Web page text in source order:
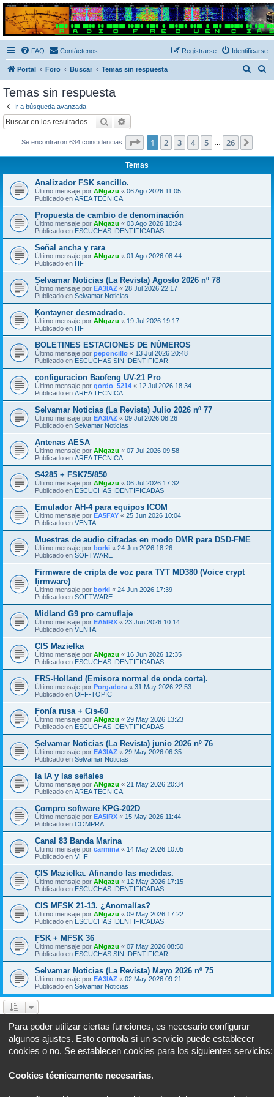
Radio Frecuencias
Foro de Radio Frecuencias
FAQ Contáctenos Identificarse
Registrarse
Portal Foro Buscar Temas sin respuesta
Temas sin respuesta
Ir a búsqueda avanzada
Buscar
Se encontraron 634 coincidencias Página de 26
1 2 3 4 5 26
Temas
Analizador FSK sencillo.
Último mensaje por ANgazu « 06 Ago 2026 11:05
Publicado en AREA TECNICA
Propuesta de cambio de denominación
Último mensaje por ANgazu « 03 Ago 2026 10:24
Publicado en ESCUCHAS IDENTIFICADAS
Señal ancha y rara
Último mensaje por ANgazu « 01 Ago 2026 08:44
Publicado en HF
Selvamar Noticias (La Revista) Agosto 2026 nº 78
Último mensaje por EA3IAZ « 28 Jul 2026 22:17
Publicado en Selvamar Noticias
Kontayner desmadrado.
Último mensaje por ANgazu « 19 Jul 2026 19:17
Publicado en HF
BOLETINES ESTACIONES DE NÚMEROS
Último mensaje por peponcillo « 13 Jul 2026 20:48
Publicado en ESCUCHAS SIN IDENTIFICAR
configuracion Baofeng UV-21 Pro
Último mensaje por gordo_5214 « 12 Jul 2026 18:34
Publicado en AREA TECNICA
Selvamar Noticias (La Revista) Julio 2026 nº 77
Último mensaje por EA3IAZ « 09 Jul 2026 08:26
Publicado en Selvamar Noticias
Antenas AESA
Último mensaje por ANgazu « 07 Jul 2026 09:58
Publicado en AREA TECNICA
S4285 + FSK75/850
Último mensaje por ANgazu « 06 Jul 2026 17:32
Publicado en ESCUCHAS IDENTIFICADAS
Emulador AH-4 para equipos ICOM
Último mensaje por EA5FAY « 25 Jun 2026 10:04
Publicado en VENTA
Muestras de audio cifradas en modo DMR para DSD-FME
Último mensaje por borki « 24 Jun 2026 18:26
Publicado en SOFTWARE
Firmware de cripta de voz para TYT MD380 (Voice crypt
firmware)
Último mensaje por borki « 24 Jun 2026 17:39
Publicado en SOFTWARE
Midland G9 pro camuflaje
Último mensaje por EA5IRX « 23 Jun 2026 10:14
Publicado en VENTA
CIS Mazielka
Último mensaje por ANgazu « 16 Jun 2026 12:35
Publicado en ESCUCHAS IDENTIFICADAS
FRS-Holland (Emisora normal de onda corta).
Último mensaje por Porgadora « 31 May 2026 22:53
Publicado en OFF-TOPIC
Fonía rusa + Cis-60
Último mensaje por ANgazu « 29 May 2026 13:23
Publicado en ESCUCHAS IDENTIFICADAS
Selvamar Noticias (La Revista) junio 2026 nº 76
Último mensaje por EA3IAZ « 29 May 2026 06:35
Publicado en Selvamar Noticias
la IA y las señales
Último mensaje por ANgazu « 21 May 2026 20:34
Publicado en AREA TECNICA
Compro software KPG-202D
Último mensaje por EA5IRX « 15 May 2026 11:44
Publicado en COMPRA
Canal 83 Banda Marina
Último mensaje por carmina « 14 May 2026 10:05
Publicado en VHF
CIS Mazielka. Afinando las medidas.
Último mensaje por ANgazu « 12 May 2026 17:15
Publicado en ESCUCHAS IDENTIFICADAS
CIS MFSK 21-13. ¿Anomalías?
Último mensaje por ANgazu « 09 May 2026 17:22
Publicado en ESCUCHAS IDENTIFICADAS
FSK + MFSK 36
Último mensaje por ANgazu « 07 May 2026 08:50
Publicado en ESCUCHAS SIN IDENTIFICAR
Selvamar Noticias (La Revista) Mayo 2026 nº 75
Último mensaje por EA3IAZ « 02 May 2026 09:21
Publicado en Selvamar Noticias
Se encontraron 634 coincidencias Página 1de26
2 3 4 5 … 26
Ir a
Portal Foro
Para poder utilizar ciertas funciones, es necesario configurar
algunos ajustes. Esto controla si un servicio puede establecer
cookies o no. Se establecen cookies para los siguientes servicios:
Cookies técnicamente necesarias.